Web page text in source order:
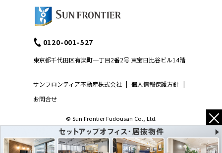
サンフロンティア不動産株式会社 | 個人情報保護方針 |
お問合せ
0120-001-527
東京都千代田区有楽町一丁目2番2号 東宝日比谷ビル14階
© Sun Frontier Fudousan Co., Ltd. ×